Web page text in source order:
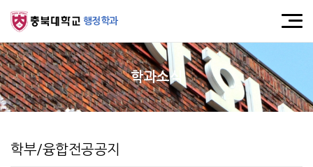
행정학과
학과소식
학부/융합전공공지